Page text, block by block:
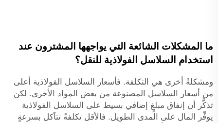
ما المشكلات الشائعة التي يواجهها المشترون عند
استخدام السلاسل الفولاذية للنقل؟
ومشكلةٌ أخرى هي التكلفة. فأسعار السلاسل الفولاذية أعلى
من أسعار السلاسل المصنوعة من بعض المواد الأخرى. لكن
تذكَّر أن إنفاق مبلغٍ إضافي بسيط على السلاسل الفولاذية
يوفِّر المال على المدى الطويل. فالأقل تكلفةً تتآكل بسرعةٍ